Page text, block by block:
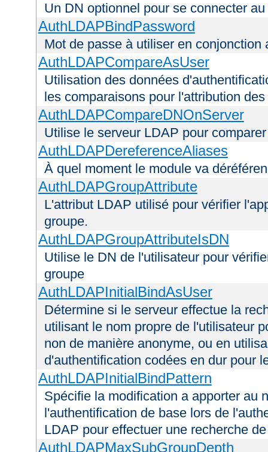
Un DN optionnel pour se connecter
AuthLDAPBindPassword
Mot de passe à utiliser en
AuthLDAPCompareAsUser
Utilisation des données
les comparaisons pour l'attribution
AuthLDAPCompareDNOnServer
Utilise le serveur LDAP pour
AuthLDAPDereferenceAliases
À quel moment le module va
AuthLDAPGroupAttribute
L'attribut LDAP utilisé pour vérifier
groupe.
AuthLDAPGroupAttributeIsDN
Utilise le DN de l'utilisateur pour
groupe
AuthLDAPInitialBindAsUser
Détermine si le serveur effectue la
utilisant le nom propre de l'utilisateur
non de manière anonyme, ou en
d'authentification codées en dur pour
AuthLDAPInitialBindPattern
Spécifie la modification a apporter au
l'authentification de base lors de
LDAP pour effectuer une recherche
AuthLDAPMaxSubGroupDepth